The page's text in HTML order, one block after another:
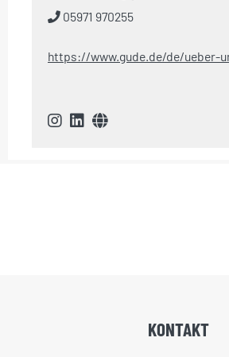
05971 970255
https://www.gude.de/de/ueber-
KONTAKT